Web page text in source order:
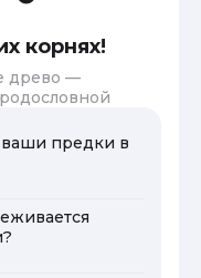
корнях!
древо —
предки в